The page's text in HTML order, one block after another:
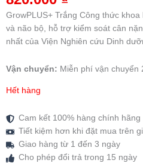
GrowPLUS+ Trắng Công thức
và não bộ, hỗ trợ kiểm soát cân
nhất của Viện Nghiên cứu Dinh
Vận chuyển: Miễn phí vận
Hết hàng
Cam kết 100% hàng chính hãng
Tiết kiệm hơn khi đặt mua trên
Giao hàng từ 1 đến 3 ngày
Cho phép đổi trả trong 15 ngày